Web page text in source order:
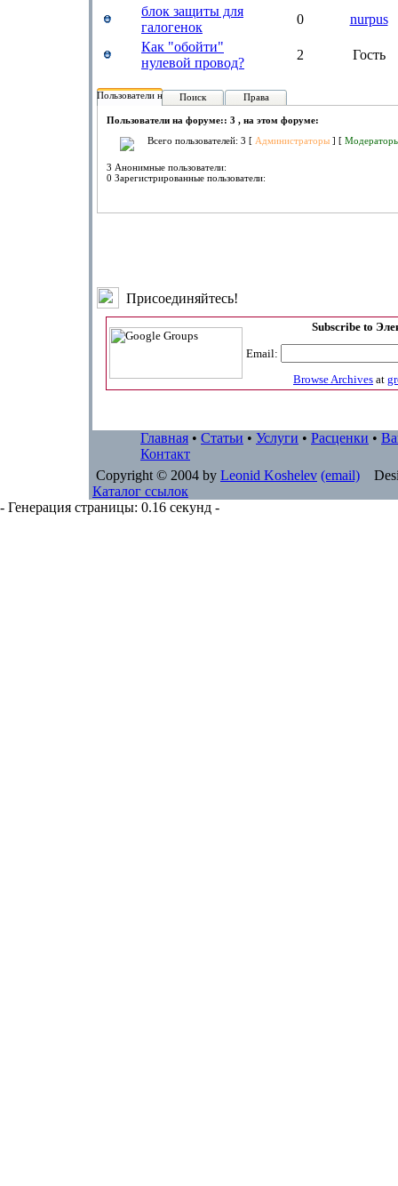
блок защиты для
галогенок
0
nurpus
Как "обойти"
нулевой провод?
2 Гость
Пользователи на форуме:
Поиск Права
Пользователи на форуме:: 3 , на этом форуме:
Всего пользователей: 3 [ Администраторы ] [
3 Анонимные пользователи:
0 Зарегистрированные пользователи:
Присоединяйтесь!
Subscribe to
Email:
Browse Archives at
Главная • Статьи • Услуги • Расценки •
Контакт
Copyright © 2004 by Leonid Koshelev (email)
Каталог ссылок
- Генерация страницы: 0.16 секунд -